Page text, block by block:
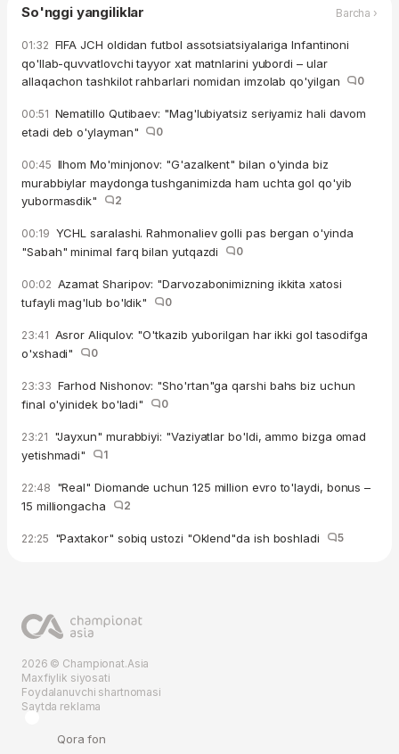
So'nggi yangiliklar Barcha ›
01:32 FIFA JCH oldidan futbol assotsiatsiyalariga Infantinoni
qo'llab-quvvatlovchi tayyor xat matnlarini yubordi – ular
allaqachon tashkilot rahbarlari nomidan imzolab qo'yilgan
0
00:51 Nematillo Qutibaev: "Mag'lubiyatsiz seriyamiz hali davom
etadi deb o'ylayman"
0
00:45 Ilhom Mo'minjonov: "G'azalkent" bilan o'yinda biz
murabbiylar maydonga tushganimizda ham uchta gol qo'yib
yubormasdik"
2
00:19 YCHL saralashi. Rahmonaliev golli pas bergan o'yinda
"Sabah" minimal farq bilan yutqazdi
0
00:02 Azamat Sharipov: "Darvozabonimizning ikkita xatosi
tufayli mag'lub bo'ldik"
0
23:41 Asror Aliqulov: "O'tkazib yuborilgan har ikki gol tasodifga
o'xshadi"
0
23:33 Farhod Nishonov: "Sho'rtan"ga qarshi bahs biz uchun
final o'yinidek bo'ladi"
0
23:21 "Jayxun" murabbiyi: "Vaziyatlar bo'ldi, ammo bizga omad
yetishmadi"
1
22:48 "Real" Diomande uchun 125 million evro to'laydi, bonus –
15 milliongacha
2
22:25 "Paxtakor" sobiq ustozi "Oklend"da ish boshladi 5
2026 © Championat.Asia
Maxfiylik siyosati
Foydalanuvchi shartnomasi
Saytda reklama
Qora fon